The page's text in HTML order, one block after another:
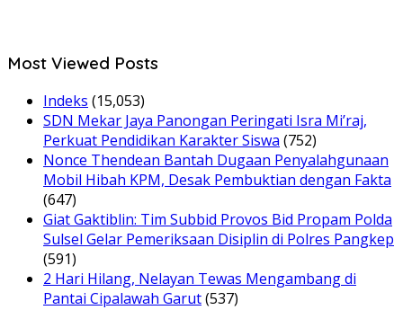
Most Viewed Posts
Indeks (15,053)
SDN Mekar Jaya Panongan Peringati Isra Mi’raj,
Perkuat Pendidikan Karakter Siswa (752)
Nonce Thendean Bantah Dugaan Penyalahgunaan
Mobil Hibah KPM, Desak Pembuktian dengan Fakta
(647)
Giat Gaktiblin: Tim Subbid Provos Bid Propam Polda
Sulsel Gelar Pemeriksaan Disiplin di Polres Pangkep
(591)
2 Hari Hilang, Nelayan Tewas Mengambang di
Pantai Cipalawah Garut(537)